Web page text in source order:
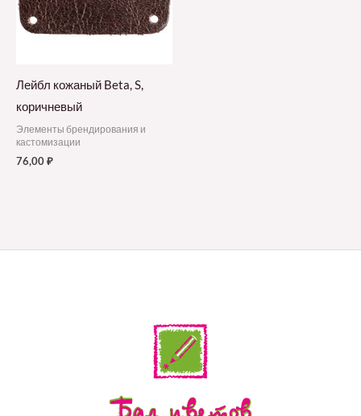
Лейбл кожаный Beta, S,
коричневый
Элементы брендирования и
кастомизации
76,00₽